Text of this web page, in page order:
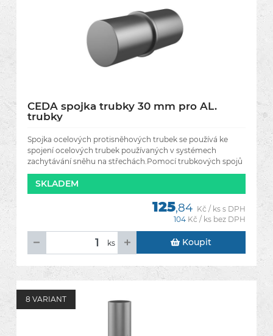
CEDA spojka trubky 30 mm pro AL.
trubky
Spojka ocelových protisněhových trubek se používá ke
spojení ocelových trubek používaných v systémech
zachytávání sněhu na střechách.Pomocí trubkových spojů
můžete vytvářet
SKLADEM
125,84 Kč / ks s DPH
104 Kč / ks bez DPH
ks Koupit
8 VARIANT